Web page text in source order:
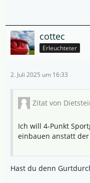
cottec
Erleuchteter
2. Juli 2025 um 16:33
Zitat von
Ich will 4-Punkt
einbauen anstatt
Hast du denn